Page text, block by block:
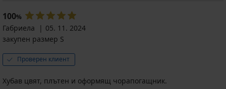
100%
Габриела
05. 11. 2024
закупен размер S
Проверен клиент
Хубав цвят, плътен и оформящ чорапогащник.